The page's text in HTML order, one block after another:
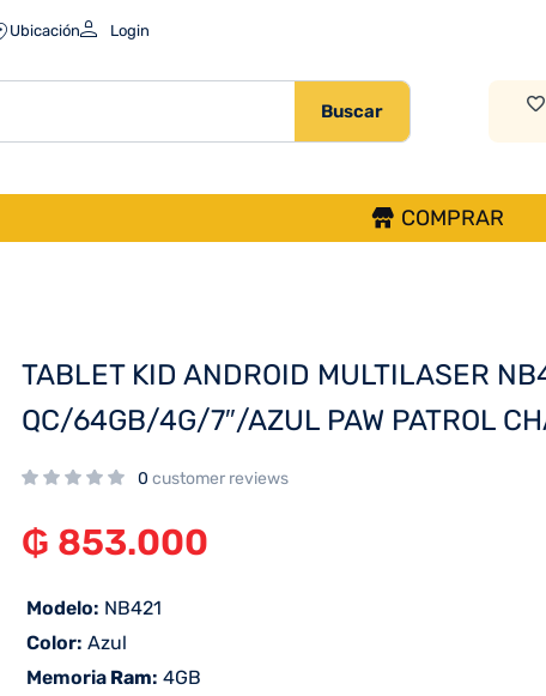
Ubicación Login
Buscar
COMPRAR
TABLET KID ANDROID MULTILASER
QC/64GB/4G/7″/AZUL PAW PATROL
0 customer reviews
₲ 853.000
 Modelo: NB421
 Color: Azul
 Memoria Ram: 4GB